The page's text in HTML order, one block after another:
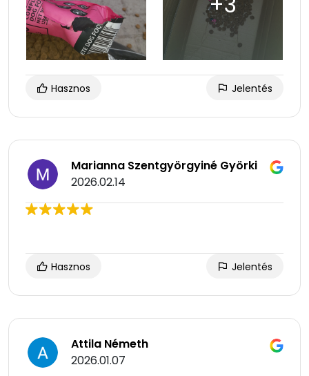
Hasznos Jelentés
Marianna Szentgyörgyiné Györki
2026.02.14
Hasznos Jelentés
Attila Németh
2026.01.07